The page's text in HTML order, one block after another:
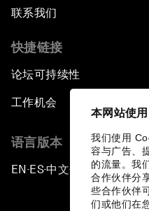
本网站使
我们使用
容与广告、
的流量。我
合作伙伴分
些合作伙伴
们或他们在
联系我们
快捷链接
论坛可持续性
工作机会
语言版本
EN ▪ES▪中文▪ 日本語